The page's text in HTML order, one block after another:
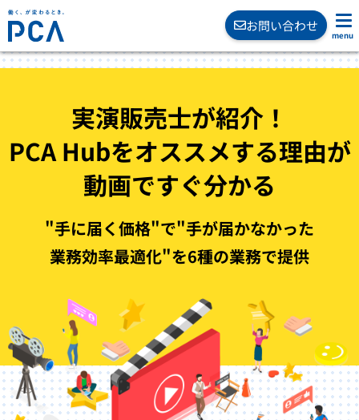
お問い合わせ
実演販売士が紹介 ！
PCA Hubをオススメする理由が
動画ですぐ分かる
"手に届く価格"で"手が届かなかった
業務効率最適化"を6種の業務で提供